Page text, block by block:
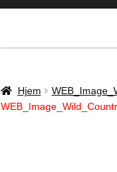
Hjem